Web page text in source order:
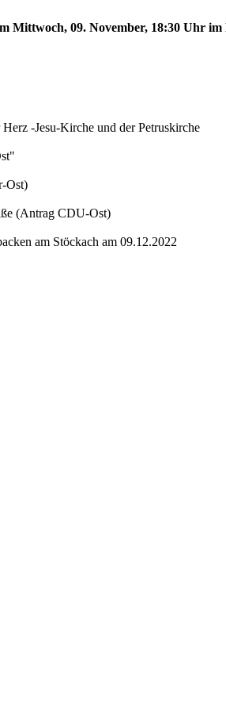
Mittwoch, 09. November, 18:30 Uhr
-Jesu-Kirche und der Petruskirche
Ost)
(Antrag CDU-Ost)
am Stöckach am 09.12.2022